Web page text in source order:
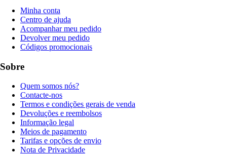
Minha conta
Centro de ajuda
Acompanhar meu pedido
Devolver meu pedido
Códigos promocionais
Sobre
Quem somos nós?
Contacte-nos
Termos e condições gerais de venda
Devoluções e reembolsos
Informação legal
Meios de pagamento
Tarifas e opções de envio
Nota de Privacidade